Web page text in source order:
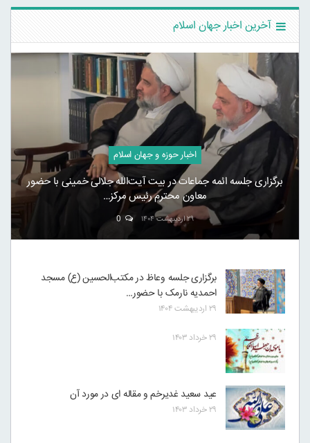
آخرین اخبار جهان اسلام
اخبار حوزه و جهان اسلام
برگزاری جلسه ائمه جماعات در بیت آیت‌الله جلالی خمینی با حضور
معاون محترم رئیس مرکز…
۲۹ اردیبهشت ۱۴۰۴
برگزاری جلسه وعاظ در مکتب‌الحسین (ع) مسجد
احمدیه نارمک با حضور…
۲۹ اردیبهشت ۱۴۰۴
۲۹ خرداد ۱۴۰۳
عید سعید غدیرخم و مقاله ای در مورد آن
۲۹ خرداد ۱۴۰۳